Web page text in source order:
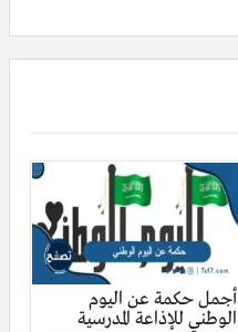
أجمل حكمة عن اليوم
الوطني للإذاعة المدرسية